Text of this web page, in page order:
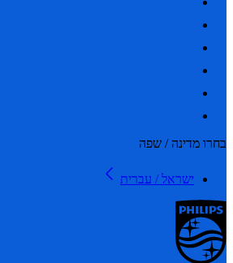
מדינה / שפה
ישראל / עברית